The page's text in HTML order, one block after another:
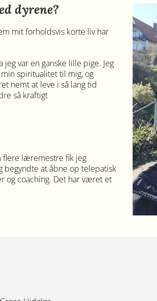
dyrene?
mit forholdsvis korte liv har
var en ganske lille pige. Jeg
spiritualitet til mig, og
nemt at leve i så lang tid
så kraftigt
flere læremestre fik jeg
begyndte at åbne op telepatisk
og coaching. Det har været et